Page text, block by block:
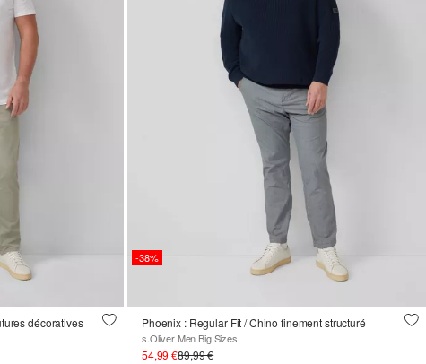
décoratives
-38%
Phoenix : Regular Fit / Chino finement structuré
s.Oliver Men Big Sizes
54,99 €89,99 €